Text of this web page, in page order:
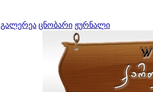
გალერეა ცნობარი ჟურნალი